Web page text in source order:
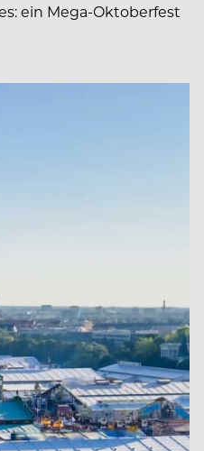
ein Mega-Oktoberfest